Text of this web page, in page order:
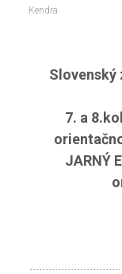
Kendra
Slovenský
7. a
JARNÝ